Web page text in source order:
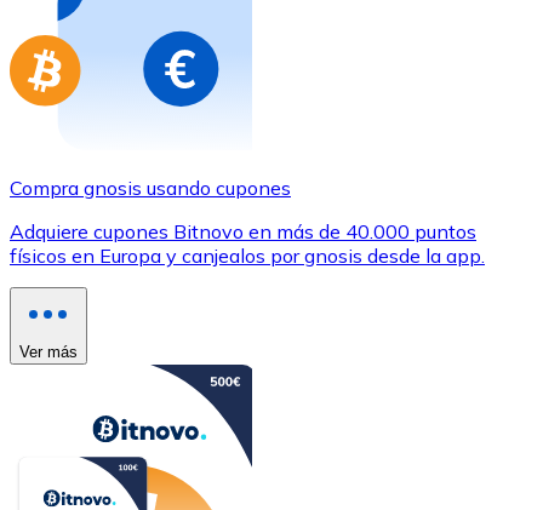
Ir a la tienda de tarjetas regalo
Compra gnosis usando cupones
Adquiere cupones Bitnovo en más de 40.000 puntos
físicos en Europa y canjealos por gnosis desde la app.
Ver más